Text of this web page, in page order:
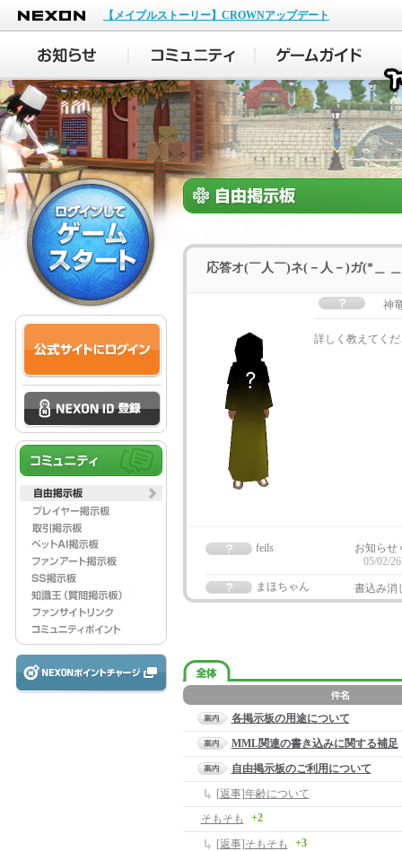
NEXON
【メイプルストーリー】CROWNアップデート
応答オ(￣人￣)ネ(－人－)ガ(*＿
神
詳しく教えてくだ
feils
お知らせ
05/02/
まほちゃん
書込み消
各掲示板の用途について
MML関連の書き込みに関する補足
自由掲示板のご利用について
[返事]年齢について
そもそも
+2
[返事]そもそも +3